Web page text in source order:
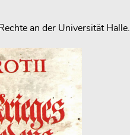
an der Universität Halle.